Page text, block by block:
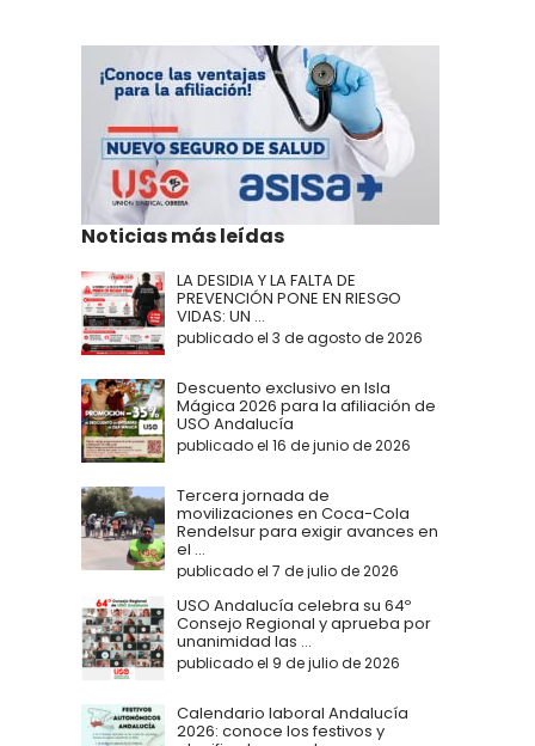
Noticias más leídas
LA DESIDIA Y LA FALTA DE
PREVENCIÓN PONE EN RIESGO
VIDAS: UN ...
publicado el 3 de agosto de 2026
Descuento exclusivo en Isla
Mágica 2026 para la afiliación de
USO Andalucía
publicado el 16 de junio de 2026
Tercera jornada de
movilizaciones en Coca-Cola
Rendelsur para exigir avances en
el ...
publicado el 7 de julio de 2026
USO Andalucía celebra su 64º
Consejo Regional y aprueba por
unanimidad las ...
publicado el 9 de julio de 2026
Calendario laboral Andalucía
2026: conoce los festivos y